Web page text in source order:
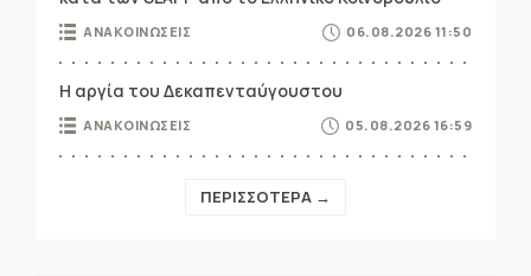
ΑΝΑΚΟΙΝΩΣΕΙΣ 06.08.2026 11:50
Η αργία του Δεκαπενταύγουστου
ΑΝΑΚΟΙΝΩΣΕΙΣ 05.08.2026 16:59
ΠΕΡΙΣΣΟΤΕΡΑ →